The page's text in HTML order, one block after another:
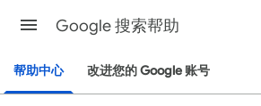
Google 搜索帮助
帮助中心 改进您的 Google 账号